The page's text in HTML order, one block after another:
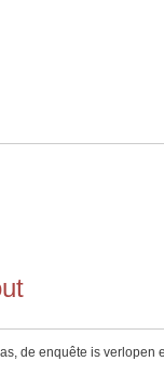
de enquête is verlopen